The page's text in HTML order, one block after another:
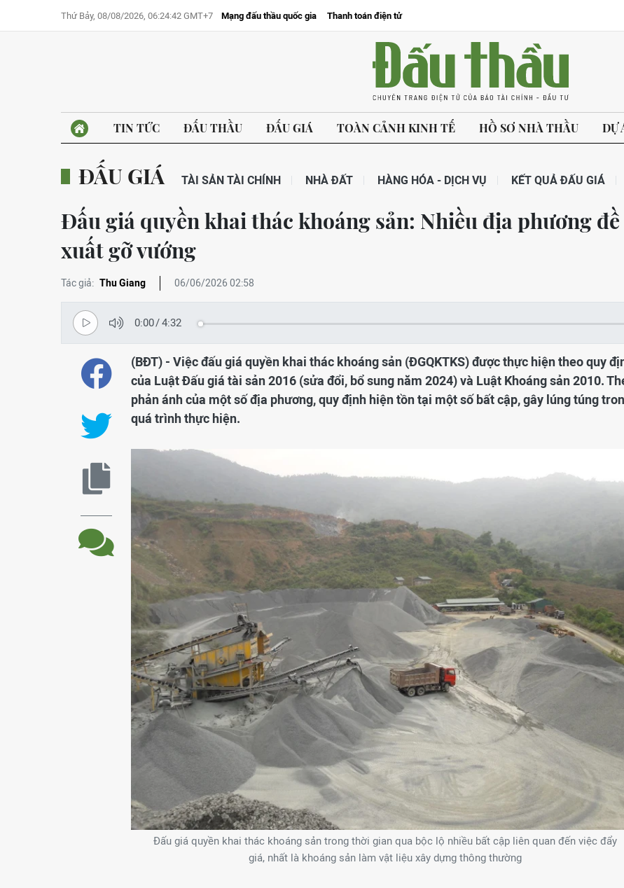
Thứ Bảy, 08/08/2026, 06:24:42 GMT+7 Mạng đấu thầu quốc gia Thanh toán điện tử
TIN TỨC ĐẤU THẦU ĐẤU GIÁ TOÀN CẢNH KINH TẾ HỒ SƠ NHÀ THẦU DỰ
ĐẤU GIÁ TÀI SẢN TÀI CHÍNH NHÀ ĐẤT HÀNG HÓA - DỊCH VỤ KẾT QUẢ ĐẤU GIÁ
Đấu giá quyền khai thác khoáng sản: Nhiều địa phương đề
xuất gỡ vướng
Tác giả: Thu Giang 06/06/2026 02:58
0:00/4:32
(BĐT) - Việc đấu giá quyền khai thác khoáng sản (ĐGQKTKS) được thực hiện theo quy
của Luật Đấu giá tài sản 2016 (sửa đổi, bổ sung năm 2024) và Luật Khoáng sản 2010.
phản ánh của một số địa phương, quy định hiện tồn tại một số bất cập, gây lúng túng
quá trình thực hiện.
Đấu giá quyền khai thác khoáng sản trong thời gian qua bộc lộ nhiều bất cập liên quan đến việc đẩy
giá, nhất là khoáng sản làm vật liệu xây dựng thông thường